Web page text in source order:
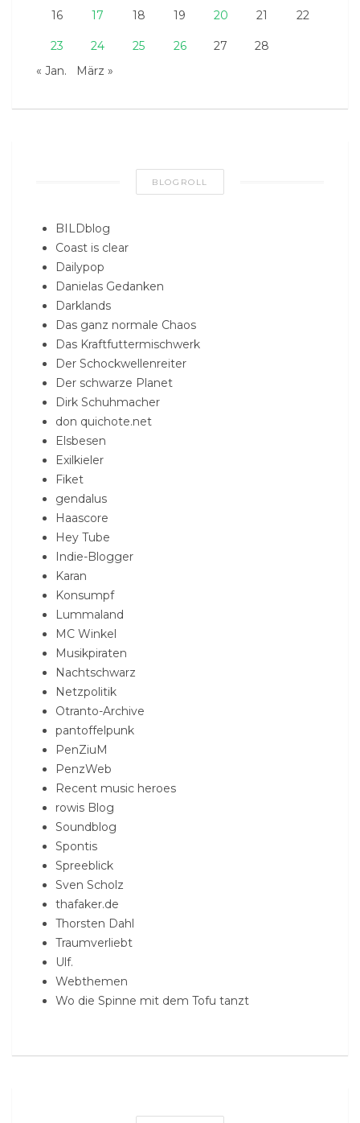
16 17 18 19 20 21 22
23 24 25 26 27
28
« Jan.
März »
BLOGROLL
BILDblog
Coast is clear
Dailypop
Danielas Gedanken
Darklands
Das ganz normale Chaos
Das Kraftfuttermischwerk
Der Schockwellenreiter
Der schwarze Planet
Dirk Schuhmacher
don quichote.net
Elsbesen
Exilkieler
Fiket
gendalus
Haascore
Hey Tube
Indie-Blogger
Karan
Konsumpf
Lummaland
MC Winkel
Musikpiraten
Nachtschwarz
Netzpolitik
Otranto-Archive
pantoffelpunk
PenZiuM
PenzWeb
Recent music heroes
rowis Blog
Soundblog
Spontis
Spreeblick
Sven Scholz
thafaker.de
Thorsten Dahl
Traumverliebt
Ulf.
Webthemen
Wo die Spinne mit dem Tofu tanzt